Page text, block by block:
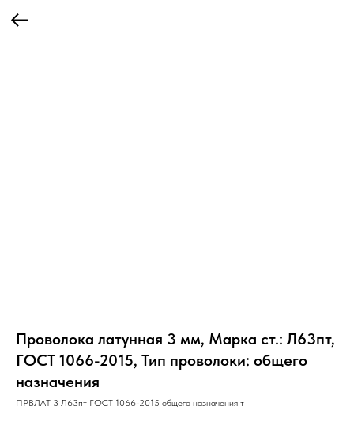
Проволока латунная 3 мм, Марка ст.: Л63пт,
ГОСТ 1066-2015, Тип проволоки: общего
назначения
ПРВЛАТ 3 Л63пт ГОСТ 1066-2015 общего назначения т